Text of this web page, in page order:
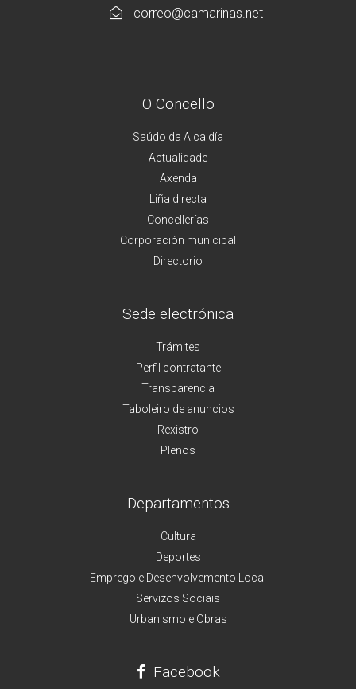
correo@camarinas.net
O Concello
Saúdo da Alcaldía
Actualidade
Axenda
Liña directa
Concellerías
Corporación municipal
Directorio
Sede electrónica
Trámites
Perfil contratante
Transparencia
Taboleiro de anuncios
Rexistro
Plenos
Departamentos
Cultura
Deportes
Emprego e Desenvolvemento Local
Servizos Sociais
Urbanismo e Obras
Facebook